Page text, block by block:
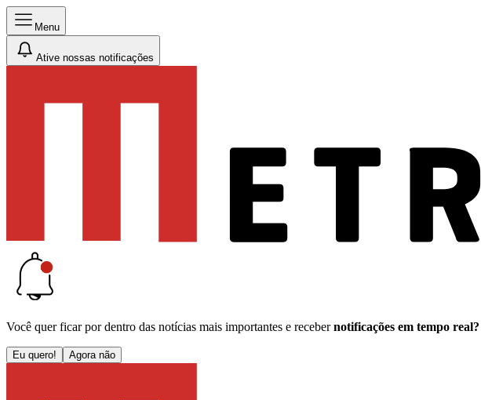
Menu
Ative nossas notificações
Você quer ficar por dentro das notícias mais importantes e receber notificações em tempo real?
Eu quero! Agora não